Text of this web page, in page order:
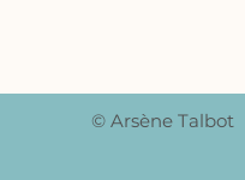
© Arsène Talbot